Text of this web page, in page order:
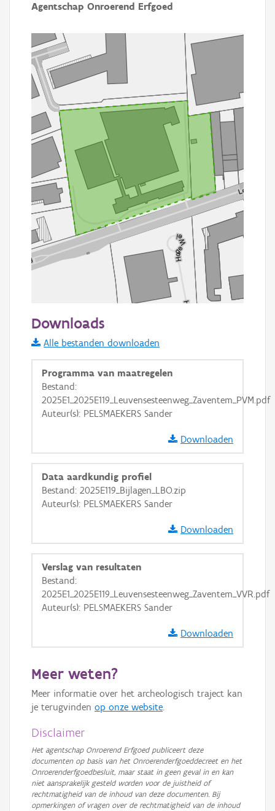
Agentschap Onroerend Erfgoed
Informatie Vlaanderen
i
+ −
Basis Lagen
Ortho
GRB-Basiskaart in grijswaarden
Downloads
Alle bestanden downloaden
Programma van maatregelen
Bestand:
2025E1_2025E119_Leuvensesteenweg_Zaventem_PVM.pdf
Auteur(s): PELSMAEKERS Sander
Downloaden
Data aardkundig profiel
Bestand: 2025E119_Bijlagen_LBO.zip
Auteur(s): PELSMAEKERS Sander
Downloaden
Verslag van resultaten
Bestand:
2025E1_2025E119_Leuvensesteenweg_Zaventem_VVR.pdf
Auteur(s): PELSMAEKERS Sander
Downloaden
Meer weten?
Meer informatie over het archeologisch traject kan
je terugvinden op onze website.
Disclaimer
Het agentschap Onroerend Erfgoed publiceert deze
documenten op basis van het Onroerenderfgoeddecreet en het
Onroerenderfgoedbesluit, maar staat in geen geval in en kan
niet aansprakelijk gesteld worden voor de juistheid of
rechtmatigheid van de inhoud van deze documenten. Bij
opmerkingen of vragen over de rechtmatigheid van de inhoud